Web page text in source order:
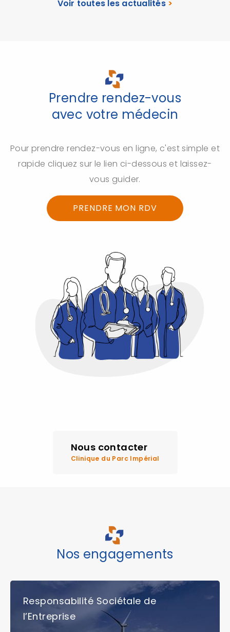
Voir toutes les actualités >
Prendre rendez-vous
avec votre médecin
Pour prendre rendez-vous en ligne, c'est simple et
rapide cliquez sur le lien ci-dessous et laissez-
vous guider.
PRENDRE MON RDV
Nous contacter
Clinique du Parc Impérial
Nos engagements
Responsabilité Sociétale de
l’Entreprise